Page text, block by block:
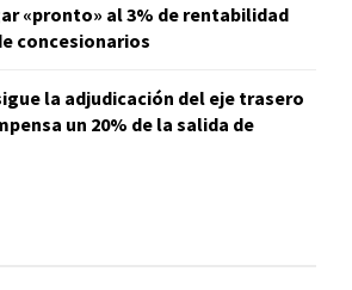
«pronto» al 3% de rentabilidad
concesionarios
la adjudicación del eje trasero
un 20% de la salida de